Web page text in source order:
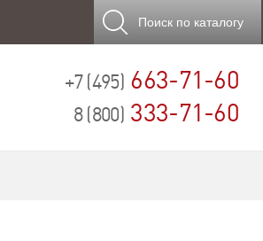
Поиск по каталогу
+7 (495) 663-71-60
8 (800) 333-71-60